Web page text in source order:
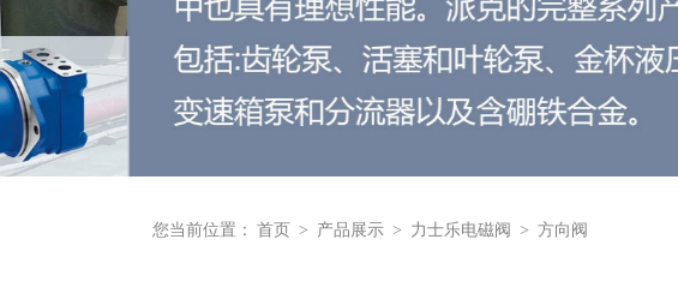
您当前位置： 首页 > 产品展示 > 力士乐电磁阀 > 方向阀